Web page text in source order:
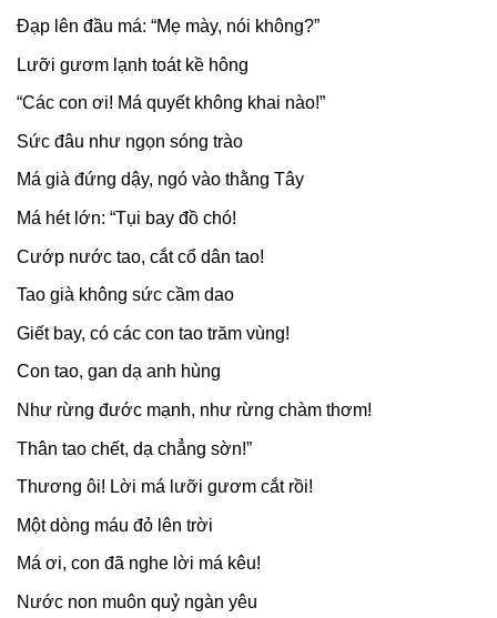
Đạp lên đầu má: “Mẹ mày, nói không?”
Lưỡi gươm lạnh toát kề hông
“Các con ơi! Má quyết không khai nào!”
Sức đâu như ngọn sóng trào
Má già đứng dậy, ngó vào thằng Tây
Má hét lớn: “Tụi bay đồ chó!
Cướp nước tao, cắt cổ dân tao!
Tao già không sức cầm dao
Giết bay, có các con tao trăm vùng!
Con tao, gan dạ anh hùng
Như rừng đước mạnh, như rừng chàm thơm!
Thân tao chết, dạ chẳng sờn!”
Thương ôi! Lời má lưỡi gươm cắt rồi!
Một dòng máu đỏ lên trời
Má ơi, con đã nghe lời má kêu!
Nước non muôn quỷ ngàn yêu